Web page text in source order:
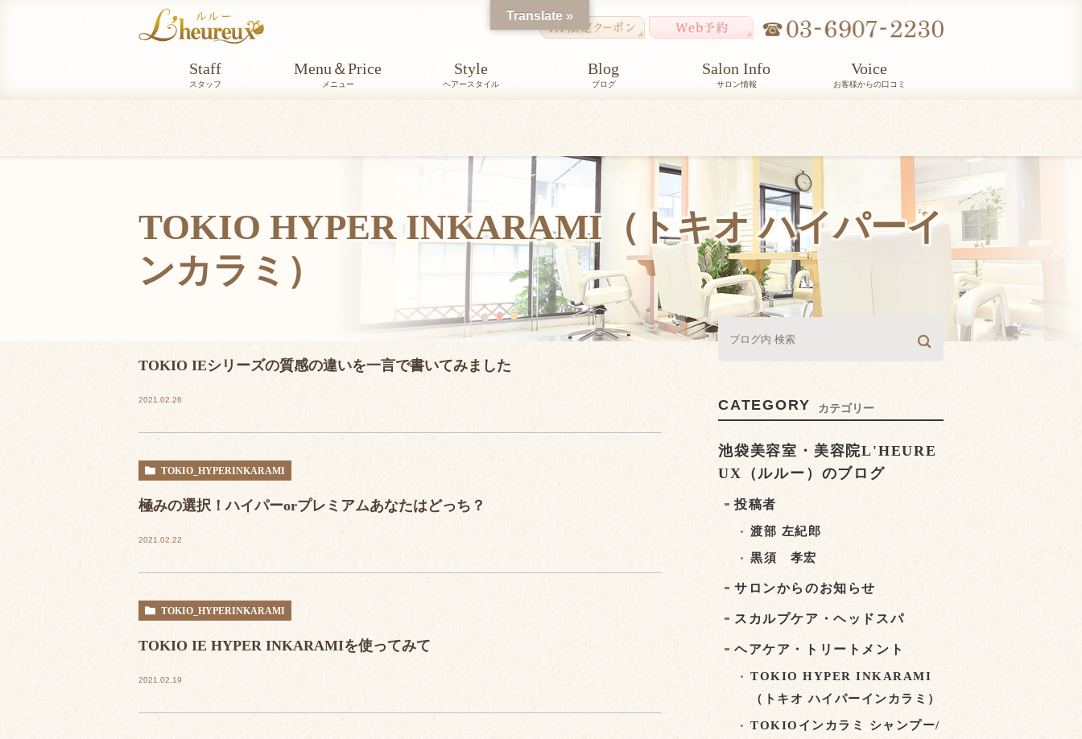
Staff
スタッフ
Menu＆Price
メニュー
Style
ヘアースタイル
Blog
ブログ
Salon Info
サロン情報
Voice
お客様からの口コミ
TOKIO HYPER INKARAMI（トキオ ハイパーイ
ンカラミ）
TOKIO IEシリーズの質感の違いを一言で書いてみました
2021.02.26
TOKIO_HYPERINKARAMI
極みの選択！ハイパーorプレミアムあなたはどっち？
2021.02.22
TOKIO_HYPERINKARAMI
TOKIO IE HYPER INKARAMIを使ってみて
2021.02.19
CATEGORY カテゴリー
池袋美容室・美容院L'HEURE
UX（ルルー）のブログ
投稿者
渡部 左紀郎
黒須 孝宏
サロンからのお知らせ
スカルプケア・ヘッドスパ
ヘアケア・トリートメント
TOKIO HYPER INKARAMI
（トキオ ハイパーインカラミ）
TOKIOインカラミ シャンプー/
Translate »